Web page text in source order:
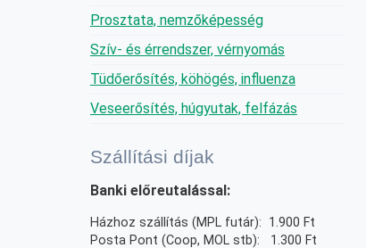
Prosztata, nemzőképesség
Szív- és érrendszer, vérnyomás
Tüdőerősítés, köhögés, influenza
Veseerősítés, húgyutak, felfázás
Szállítási díjak
Banki előreutalással:
Házhoz szállítás (MPL futár): 1.900 Ft
Posta Pont (Coop, MOL stb): 1.300 Ft